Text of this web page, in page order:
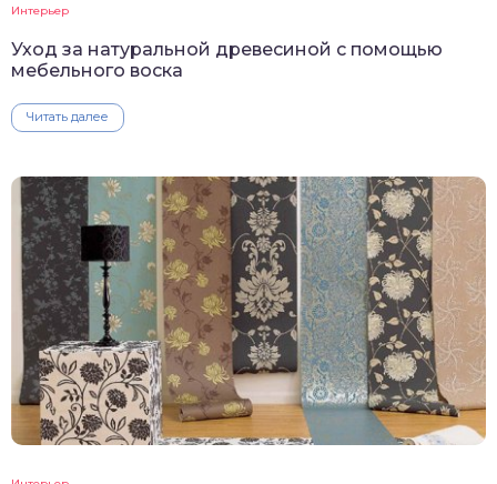
Интерьер
Уход за натуральной древесиной с помощью
мебельного воска
Читать далее